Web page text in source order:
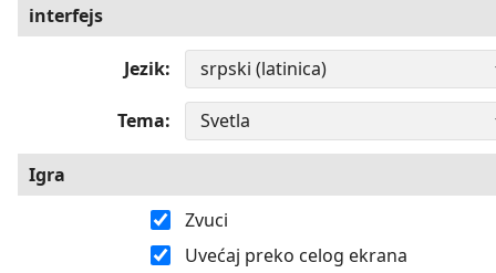
interfejs
Jezik
Tema
Igra
Zvuci
Uvećaj preko celog ekrana